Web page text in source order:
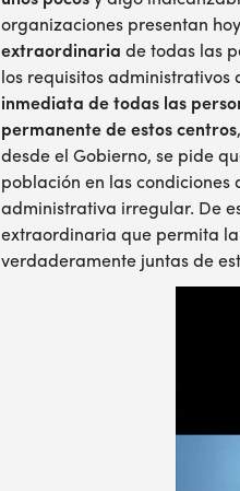
organizaciones presentan
extraordinaria de todas las
los requisitos
inmediata de todas las
permanente de estos centros
desde el Gobierno, se pide
población en las condiciones
administrativa irregular. De
extraordinaria que permita
verdaderamente juntas de